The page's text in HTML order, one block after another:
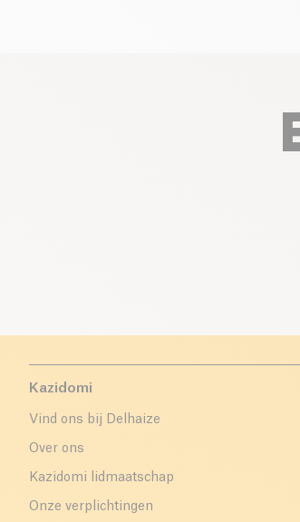
Kazidomi
Vind ons bij Delhaize
Over ons
Kazidomi lidmaatschap
Onze verplichtingen